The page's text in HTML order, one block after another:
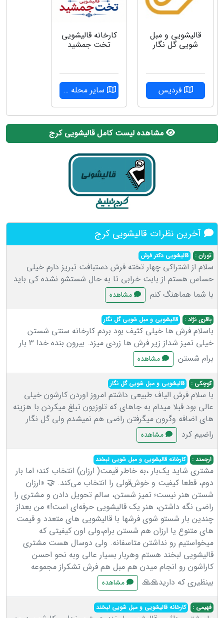
قالیشویی و مبل
شویی گل نگار
فردیس
کارخانه قالیشویی
تخت جمشید
سایر محله ها
مشاهده لیست کامل قالیشویی کرج
آخرین نظرات قالیشویی کرج
توران : قالیشویی دکتر فرش
سلام از اشتراکی چهار تخته فرش دستبافت تبریز دارم خیلی
حساس هستم از بابت خرابی تا به حال شستشو نشده کی باید
با شما هماهنگ کنم
مشاهده
باقری نژاد : قالیشویی و مبل شویی گل نگار
باسلام فرش ها خیلی کثیف بود بردم کارخانه سنتی شستن
خیلی تمیز شداز زیر فرش ها زردی میزد. بیرون بنده خدا ۳ بار
برام شستن
مشاهده
کوچکی : قالیشویی و مبل شویی گل نگار
با سلام فرش الیاف طبیعی داشتم امروز اوردن کارشون خیلی
عالی بود قبلا میدام به جاهای که تلوزیون تبلغ میکردن با هزینه
های اضافه وگرون میگرفتن راضی هم نمیشدم ولی گل نگار
راضیم کرد
مشاهده
ارجمند : کارخانه قالیشویی و مبل شویی لبخند
مشتری شاید یک‌بار ،به خاطر قیمت( ارزان) انتخاب کند؛ اما بار
دوم، قطعا کیفیت و خوش‌قولی را انتخاب می‌کند. 🤝 «ارزان
شستن هنر نیست؛ تمیز شستن، سالم تحویل دادن و مشتری را
راضی نگه داشتن، هنر یک قالیشویی حرفه‌ای است!» من بعداز
چندین بار شستو شوی فرشها با قالیشویی های متعدد و قیمت
های متنوع یا ارزان هم شستن برام،ولی اون کیفیتی که
میخواستیم رو نداشتن متاسفانه. ولی دوسال هست مشتری
قالیشویی لبخند هستم وهربار بسیار عالی وبه نحو احسن
کاراشون رو انجام میدن هم مبل هم فرش تشکراز مجموعه
بینظیری که دارید🙏🙏
مشاهده
فهیمی : کارخانه قالیشویی و مبل شویی لبخند